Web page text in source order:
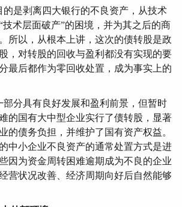
的是剥离四大银行的不良资产，从技术
技术层面破产”的困境，并为其之后的商
所以，从根本上讲，这次的债转股是政
，对转股的回收与盈利都没有实现的要
最后都作为零回收处置，成为事实上的
部分具有良好发展和盈利前景，但暂时
的国有大中型企业实行了债转股，显著
的债务负担，并维护了国有资产权益。
中小企业不良资产的通常处置方式是进
因为资金周转困难逾期成为不良的企业
营状况改善、经济周期向好后自然能够